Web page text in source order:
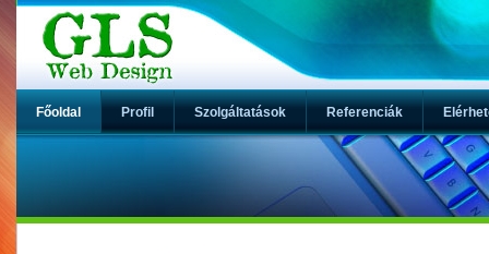
Főoldal Profil Szolgáltatások Referenciák